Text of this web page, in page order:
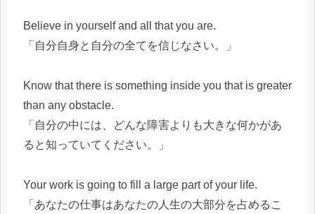
Believe in yourself and all that you are.
「自分自身と自分の全てを信じなさい。」
Know that there is something inside you that is greater
than any obstacle.
「自分の中には、どんな障害よりも大きな何かがあ
ると知っていてください。」
Your work is going to fill a large part of your life.
「あなたの仕事はあなたの人生の大部分を占めるこ